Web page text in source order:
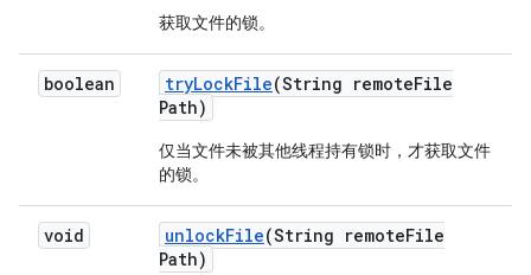
获取文件的锁。
boolean tryLockFile(String remoteFile
Path)
仅当文件未被其他线程持有锁时，才获取文件
的锁。
void unlockFile(String remoteFile
Path)